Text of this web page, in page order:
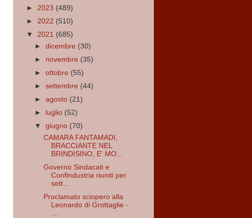
► 2023 (489)
► 2022 (510)
▼ 2021 (685)
►dicembre (30)
► novembre (35)
►ottobre (55)
►settembre (44)
►agosto (21)
►
luglio (52)
▼giugno (70)
CAMARA FANTAMADI,
BRACCIANTE NEL
BRINDISINO, E' MO...
Governo Sindacati e
Confindustria riuniti per
sett...
Proclamato sciopero alla
Leonardo di Grottaglie -
...